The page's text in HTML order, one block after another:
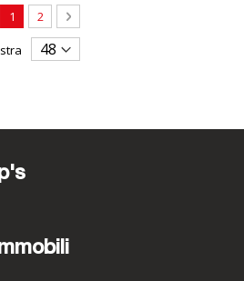
Pagina
Attualmente stai leggendo la pagina
1 Pagina
2 Pagina
Avanti